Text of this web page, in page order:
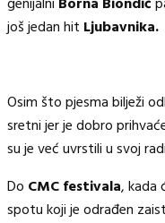
još jedan hit Ljubavnika.
Osim što pjesma bilježi
sretni jer je dobro
su je već uvrstili u svoj
Do CMC festivala, kada
spotu koji je odrađen